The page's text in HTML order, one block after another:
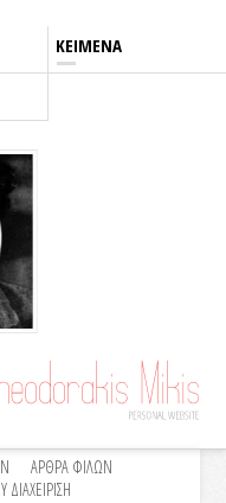
ΚΕΙΜΕΝΑ
ΑΡΘΡΑ ΦΙΛΩΝ